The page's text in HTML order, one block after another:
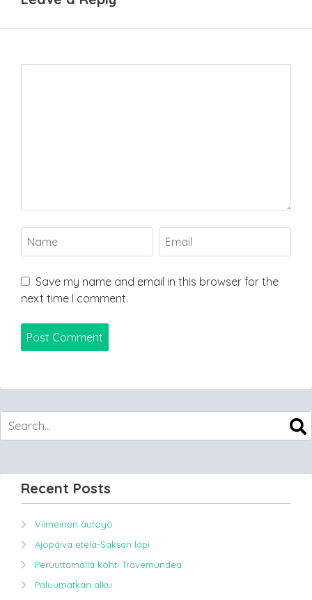
Save my name and email in this browser for the
next time I comment.
Recent Posts
Viimeinen autoyö
Ajopäivä etelä-Saksan läpi
Peruuttamalla kohti Travemündea
Paluumatkan alku